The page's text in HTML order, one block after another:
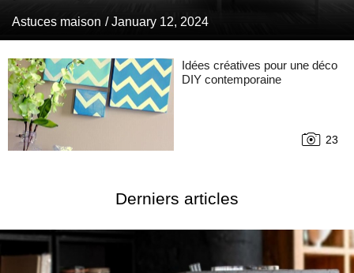
Astuces maison / January 12, 2024
Idées créatives pour une déco
DIY contemporaine
23
Derniers articles